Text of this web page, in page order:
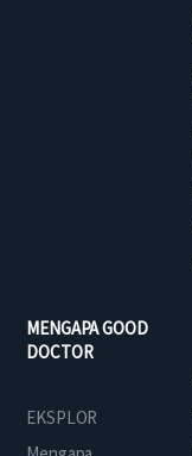
MENGAPA GOOD
DOCTOR
EKSPLOR